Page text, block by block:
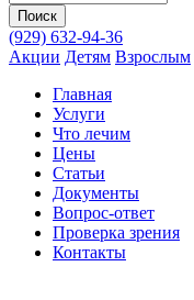
(929) 632-94-36
Акции Детям Взрослым
Главная
Услуги
Что лечим
Цены
Статьи
Документы
Вопрос‑ответ
Проверка зрения
Контакты